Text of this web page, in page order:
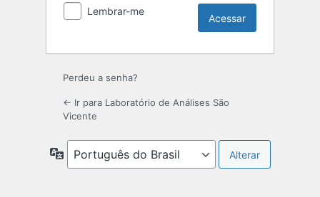
Lembrar-me
Perdeu a senha?
← Ir para Laboratório de Análises São
Vicente
Idioma